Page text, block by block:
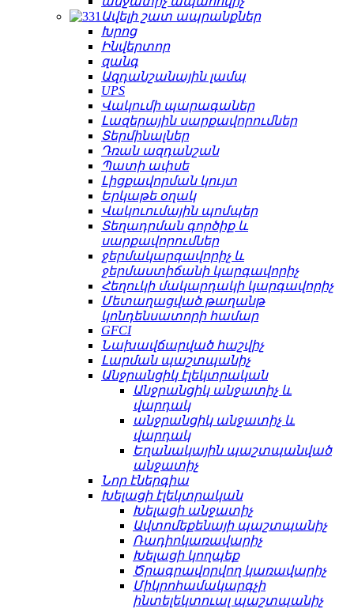
Ավելի շատ ապրանքներ
Խրոց
Ինվերտոր
զանգ
Ազդանշանային լամպ
UPS
Վակումի պարագաներ
Լազերային սարքավորումներ
Տերմինալներ
Դռան ազդանշան
Պատի ափսե
Լիցքավորման կույտ
Երկաթե օղակ
Վակուումային պոմպեր
Տեղադրման գործիք և
սարքավորումներ
ջերմակարգավորիչ և
ջերմաստիճանի կարգավորիչ
Հեղուկի մակարդակի կարգավորիչ
Մետաղացված թաղանթ
կոնդենսատորի համար
GFCI
Նախավճարված հաշվիչ
Լարման պաշտպանիչ
Անջրանցիկ էլեկտրական
Անջրանցիկ անջատիչ և
վարդակ
անջրանցիկ անջատիչ և
վարդակ
Եղանակային պաշտպանված
անջատիչ
Նոր էներգիա
Խելացի էլեկտրական
Խելացի անջատիչ
Ավտոմեքենայի պաշտպանիչ
Ռադիոկառավարիչ
Խելացի կողպեք
Ծրագրավորվող կառավարիչ
Միկրոհամակարգչի
ինտելեկտուալ պաշտպանիչ